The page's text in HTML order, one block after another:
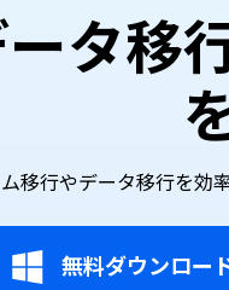
データ復元
のデータを復元
復
写真
復
動
画
ルを検出・削除
Cleamio
新製
イドセンタータ移
移行やデータ移行を効
無料ダウンロー